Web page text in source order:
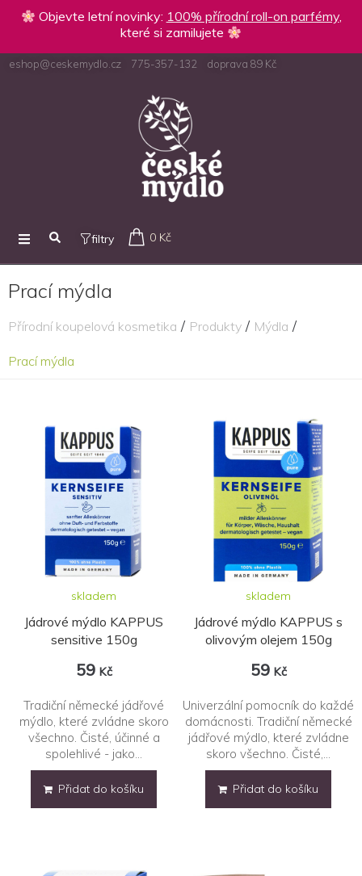
Objevte letní novinky: 100% přírodní roll-on parfémy,
které si zamilujete
eshop@ceskemydlo.cz 775-357-132 doprava 89 Kč
filtry 0 Kč
Prací mýdla
Přírodní koupelová kosmetika / Produkty / Mýdla /
Prací mýdla
skladem
Jádrové mýdlo KAPPUS
sensitive 150g
59 Kč
Tradiční německé jádřové
mýdlo, které zvládne skoro
všechno. Čisté, účinné a
spolehlivé - jako...
Přidat do košíku
skladem
Jádrové mýdlo KAPPUS s
olivovým olejem 150g
59 Kč
Univerzální pomocník do každé
domácnosti. Tradiční německé
jádřové mýdlo, které zvládne
skoro všechno. Čisté,...
Přidat do košíku